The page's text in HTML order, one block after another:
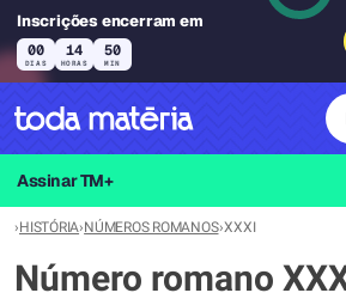
Inscrições encerram em
00
DIAS
14
HORAS
50
MIN
Assinar TM+
›HISTÓRIA›NÚMEROS ROMANOS›XXXI
Número romano